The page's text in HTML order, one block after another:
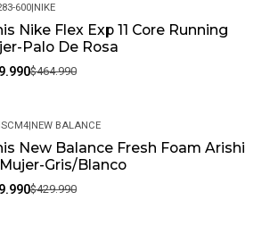
600|NIKE
Nike Flex Exp 11 Core Running
Palo De Rosa
$464.990
|NEW BALANCE
New Balance Fresh Foam Arishi
Gris/Blanco
$429.990